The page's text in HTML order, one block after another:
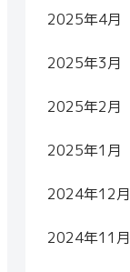
2025年4月
2025年3月
2025年2月
2025年1月
2024年12月
2024年11月